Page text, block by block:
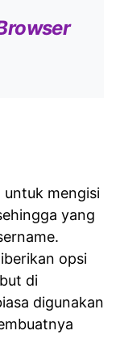
mengisi
yang
opsi
di
digunakan